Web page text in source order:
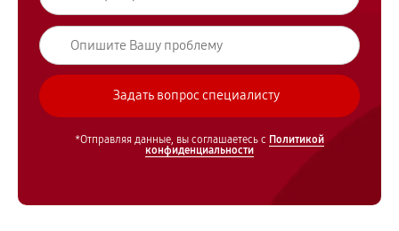
*Отправляя данные, вы соглашаетесь с Политикой
конфиденциальности